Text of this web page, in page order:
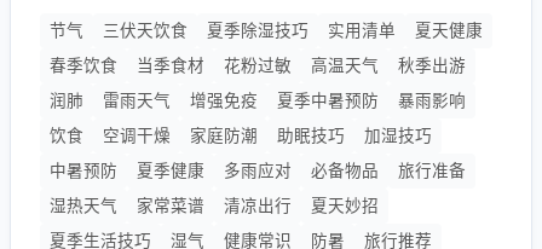
节气 三伏天饮食 夏季除湿技巧 实用清单
夏天健康
春季饮食
当季食材 花粉过敏 高温天气
秋季出游
润肺
雷雨天气 增强免疫 夏季中暑预防
暴雨影响
饮食
空调干燥 家庭防潮 助眠技巧
加湿技巧
中暑预防
夏季健康 多雨应对 必备物品
旅行准备
湿热天气
家常菜谱 清凉出行
夏天妙招
夏季生活技巧
湿气 健康常识 防暑 旅行推荐